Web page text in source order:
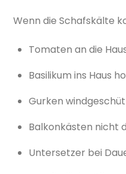
Wenn die Schafskälte
Tomaten an die
Basilikum ins Haus
Gurken
Balkonkästen nicht
Untersetzer bei